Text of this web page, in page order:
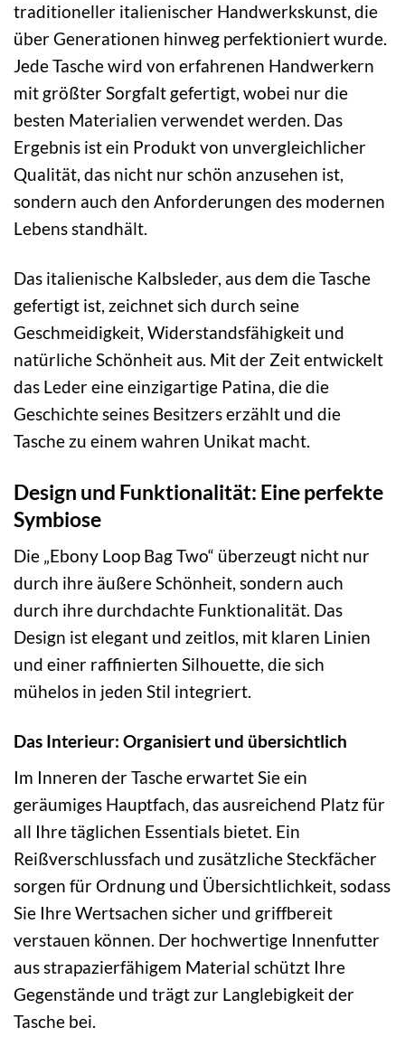
traditioneller italienischer Handwerkskunst, die
über Generationen hinweg perfektioniert wurde.
Jede Tasche wird von erfahrenen Handwerkern
mit größter Sorgfalt gefertigt, wobei nur die
besten Materialien verwendet werden. Das
Ergebnis ist ein Produkt von unvergleichlicher
Qualität, das nicht nur schön anzusehen ist,
sondern auch den Anforderungen des modernen
Lebens standhält.
Das italienische Kalbsleder, aus dem die Tasche
gefertigt ist, zeichnet sich durch seine
Geschmeidigkeit, Widerstandsfähigkeit und
natürliche Schönheit aus. Mit der Zeit entwickelt
das Leder eine einzigartige Patina, die die
Geschichte seines Besitzers erzählt und die
Tasche zu einem wahren Unikat macht.
Design und Funktionalität: Eine perfekte
Symbiose
Die „Ebony Loop Bag Two“ überzeugt nicht nur
durch ihre äußere Schönheit, sondern auch
durch ihre durchdachte Funktionalität. Das
Design ist elegant und zeitlos, mit klaren Linien
und einer raffinierten Silhouette, die sich
mühelos in jeden Stil integriert.
Das Interieur: Organisiert und übersichtlich
Im Inneren der Tasche erwartet Sie ein
geräumiges Hauptfach, das ausreichend Platz für
all Ihre täglichen Essentials bietet. Ein
Reißverschlussfach und zusätzliche Steckfächer
sorgen für Ordnung und Übersichtlichkeit, sodass
Sie Ihre Wertsachen sicher und griffbereit
verstauen können. Der hochwertige Innenfutter
aus strapazierfähigem Material schützt Ihre
Gegenstände und trägt zur Langlebigkeit der
Tasche bei.